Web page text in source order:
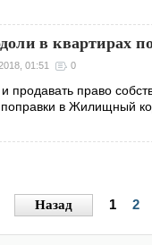
в квартирах
01:51 0
продавать право
в Жилищный
Назад 1 2